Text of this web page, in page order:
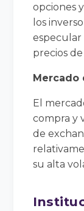
opciones
los
especular
precios
Mercado
El
compra y
de
su alta